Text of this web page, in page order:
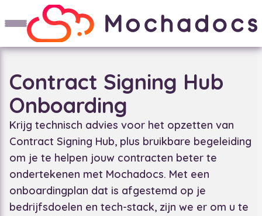
Contract Signing Hub
Onboarding
Krijg technisch advies voor het opzetten van
Contract Signing Hub, plus bruikbare begeleiding
om je te helpen jouw contracten beter te
ondertekenen met Mochadocs. Met een
onboardingplan dat is afgestemd op je
bedrijfsdoelen en tech-stack, zijn we er om u te